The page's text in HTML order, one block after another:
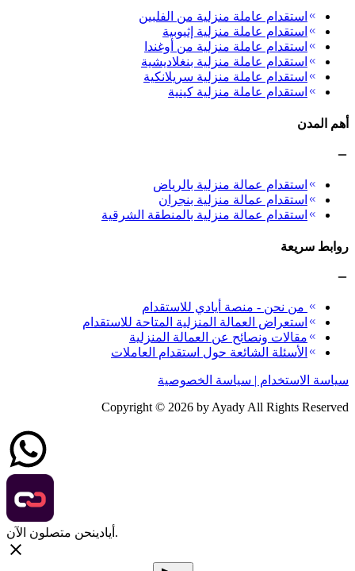
استقدام عاملة منزلية من الفلبين
استقدام عاملة منزلية إثيوبية
استقدام عاملة منزلية من أوغندا
استقدام عاملة منزلية بنغلاديشية
استقدام عاملة منزلية سريلانكية
استقدام عاملة منزلية كينية
أهم المدن
استقدام عمالة منزلية بالرياض
استقدام عمالة منزلية بنجران
استقدام عمالة منزلية بالمنطقة الشرقية
روابط سريعة
من نحن - منصة أيادي للاستقدام
استعراض العمالة المنزلية المتاحة للاستقدام
مقالات ونصائح عن العمالة المنزلية
الأسئلة الشائعة حول استقدام العاملات
سياسة الاستخدام | سياسة الخصوصية
Copyright © 2026 by Ayady All Rights Reserved
أيادي نحن متصلون الآن.